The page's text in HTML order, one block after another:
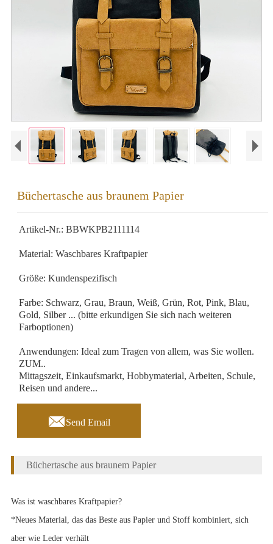
Büchertasche aus braunem Papier
Artikel-Nr.: BBWKPB2111114
Material: Waschbares Kraftpapier
Größe: Kundenspezifisch
Farbe: Schwarz, Grau, Braun, Weiß, Grün, Rot, Pink, Blau,
Gold, Silber ... (bitte erkundigen Sie sich nach weiteren
Farboptionen)
Anwendungen: Ideal zum Tragen von allem, was Sie wollen.
ZUM..
Mittagszeit, Einkaufsmarkt, Hobbymaterial, Arbeiten, Schule,
Reisen und andere...
Send Email
Büchertasche aus braunem Papier
Was ist waschbares Kraftpapier?
*Neues Material, das das Beste aus Papier und Stoff kombiniert, sich
aber wie Leder verhält